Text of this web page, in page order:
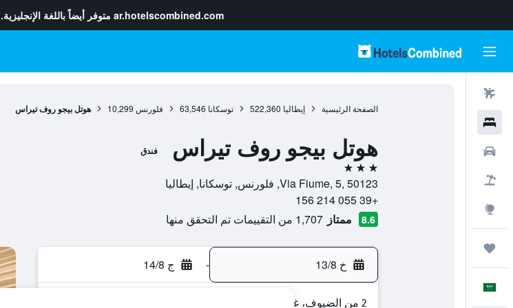
ar.hotelscombined.com متوفر أيضاً باللغة الإنجليزية.
الصفحة الرئيسية إيطاليا 522,360 توسكانا 63,546 فلورنس 10,299 هوتل بيجو روف تيراس
هوتل بيجو روف تيراس فندق
3 نجوم
Via Fiume, 5, 50123, فلورنس, توسكانا, إيطاليا
+39 055 214 156
8.6 ممتاز 1,707 من التقييمات تم التحقق منها
خ 13/8 - ج 14/8
2 من الضيوف، غرفة واحدة